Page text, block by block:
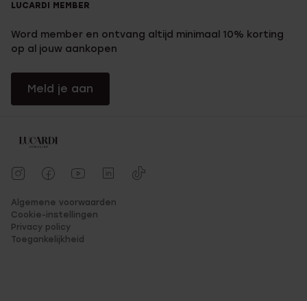
LUCARDI MEMBER
Word member en ontvang altijd minimaal 10% korting
op al jouw aankopen
Meld je aan
Algemene voorwaarden
Cookie-instellingen
Privacy policy
Toegankelijkheid